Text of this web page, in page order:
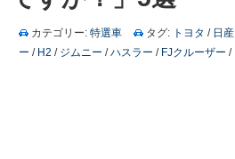
カテゴリー: 特選車 タグ: トヨタ / 日産
ー / H2 / ジムニー /ハスラー / FJクルーザー /